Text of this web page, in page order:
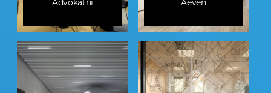
Advokátní Aeven